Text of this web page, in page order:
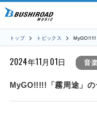
トップ トピックス MyGO!!!!!
2024年11月01日 音
MyGO!!!!!「霧周途」